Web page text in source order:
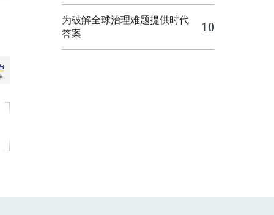
为破解全球治理难题提供时代
答案
10